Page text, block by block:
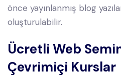
önce yayınlanmış blog
oluşturulabilir.
Ücretli Web
Çevrimiçi Kurslar